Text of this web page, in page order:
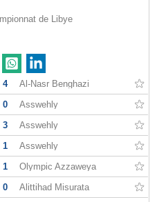
de Libye
4 Al-Nasr Benghazi
0 Asswehly
3 Asswehly
1 Asswehly
1 Olympic Azzaweya
0 Alittihad Misurata